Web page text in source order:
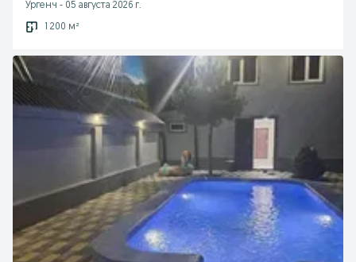
Ургенч - 05 августа 2026 г.
1 200 м²